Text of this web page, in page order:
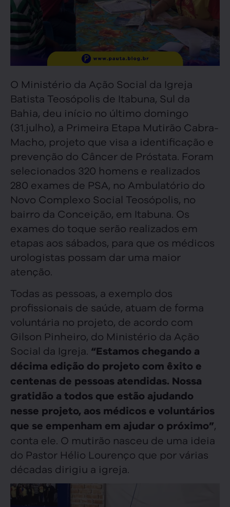
O Ministério da Ação Social da Igreja
Batista Teosópolis de Itabuna, Sul da
Bahia, deu início no último domingo
(31.julho), a Primeira Etapa Mutirão Cabra-
Macho, projeto que visa a identificação e
prevenção do Câncer de Próstata. Foram
selecionados 320 homens e realizados
280 exames de PSA, no Ambulatório do
Novo Complexo Social Teosópolis, no
bairro da Conceição, em Itabuna. Os
exames do toque serão realizados em
etapas aos sábados, para que os médicos
urologistas possam dar uma maior
atenção.
Todas as pessoas, a exemplo dos
profissionais de saúde, atuam de forma
voluntária no projeto, de acordo com
Gilson Pinheiro, do Ministério da Ação
Social da Igreja. “Estamos chegando a
décima edição do projeto com êxito e
centenas de pessoas atendidas. Nossa
gratidão a todos que estão ajudando
nesse projeto, aos médicos e voluntários
que se empenham em ajudar o próximo”,
conta ele. O mutirão nasceu de uma ideia
do Pastor Hélio Lourenço que por várias
décadas dirigiu a igreja.